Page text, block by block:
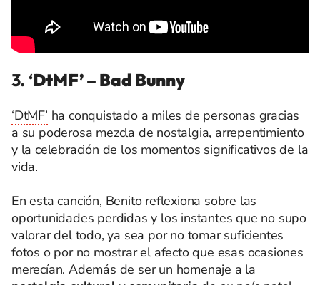
3. ‘DtMF’ – Bad Bunny
‘DtMF’ ha conquistado a miles de personas gracias
a su poderosa mezcla de nostalgia, arrepentimiento
y la celebración de los momentos significativos de la
vida.
En esta canción, Benito reflexiona sobre las
oportunidades perdidas y los instantes que no supo
valorar del todo, ya sea por no tomar suficientes
fotos o por no mostrar el afecto que esas ocasiones
merecían. Además de ser un homenaje a la